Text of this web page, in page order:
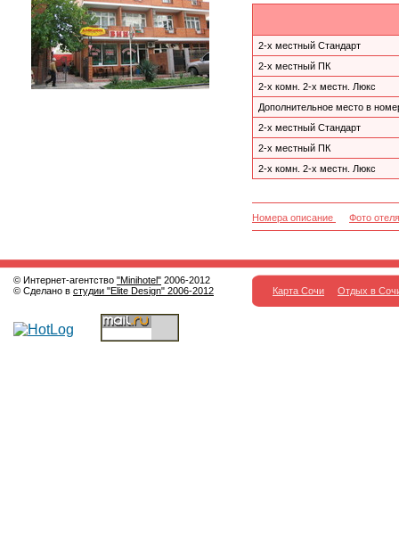
2-х местный Стандарт
2-х местный ПК
2-х комн. 2-х местн. Люкс
Дополнительное место в
2-х местный Стандарт
2-х местный ПК
2-х комн. 2-х местн. Люкс
Номера описание Фото отеля
© Интернет-агентство "Minihotel" 2006-2012
© Сделано в студии "Elite Design" 2006-2012 Карта Сочи Отдых в